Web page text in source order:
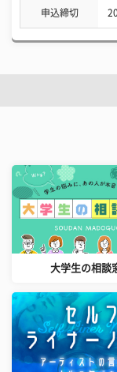
申込締切
大学生の相談